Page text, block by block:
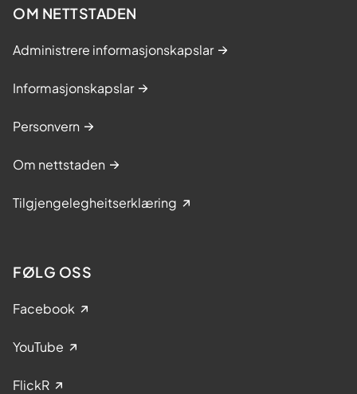
OM NETTSTADEN
Administrere informasjonskapslar
Informasjonskapslar
Personvern
Om nettstaden
Tilgjengelegheitserklæring
FØLG OSS
Facebook
YouTube
FlickR